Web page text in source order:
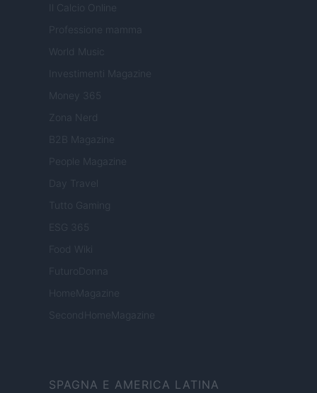
Il Calcio Online
Professione mamma
World Music
Investimenti Magazine
Money 365
Zona Nerd
B2B Magazine
People Magazine
Day Travel
Tutto Gaming
ESG 365
Food Wiki
FuturoDonna
HomeMagazine
SecondHomeMagazine
SPAGNA E AMERICA LATINA